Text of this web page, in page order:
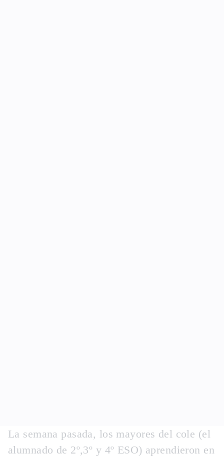
La semana pasada, los mayores del cole (el
alumnado de 2º,3º y 4º ESO) aprendieron en